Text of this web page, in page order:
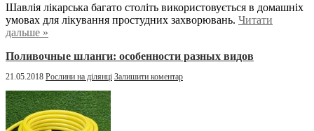
Шавлія лікарська багато століть використовується в домашніх
умовах для лікування простудних захворювань. Читати
дальше »
Поливочные шланги: особенности разных видов
21.05.2018 Рослини на ділянці Залишити коментар